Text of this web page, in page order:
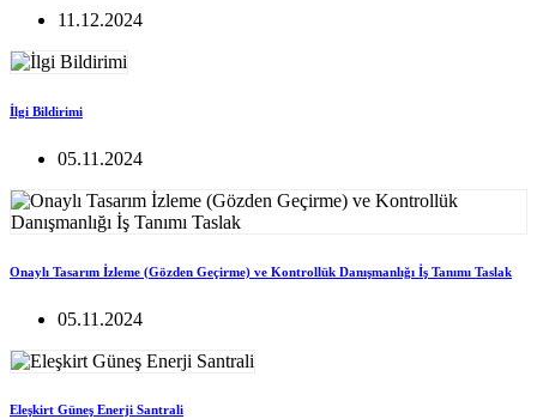
11.12.2024
İlgi Bildirimi
05.11.2024
Onaylı Tasarım İzleme (Gözden Geçirme) ve Kontrollük Danışmanlığı İş Tanımı Taslak
05.11.2024
Eleşkirt Güneş Enerji Santrali